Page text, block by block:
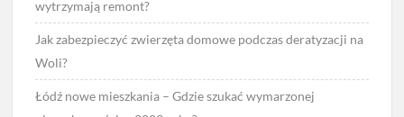
wytrzymają remont?
Jak zabezpieczyć zwierzęta domowe podczas deratyzacji na
Woli?
Łódź nowe mieszkania – Gdzie szukać wymarzonej